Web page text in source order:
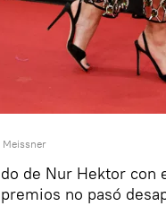
de Nur Hektor con
no pasó